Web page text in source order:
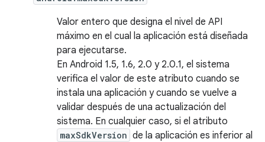
Valor entero que designa el nivel de API
máximo en el cual la aplicación está diseñada
para ejecutarse.
En Android 1.5, 1.6, 2.0 y 2.0.1, el sistema
verifica el valor de este atributo cuando se
instala una aplicación y cuando se vuelve a
validar después de una actualización del
sistema. En cualquier caso, si el atributo
maxSdkVersion de la aplicación es inferior al